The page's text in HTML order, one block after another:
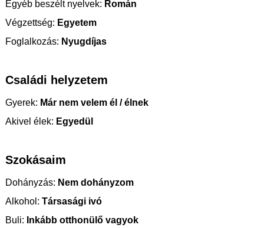
Egyéb beszélt nyelvek: Román
Végzettség: Egyetem
Foglalkozás: Nyugdíjas
Családi helyzetem
Gyerek: Már nem velem él / élnek
Akivel élek: Egyedül
Szokásaim
Dohányzás: Nem dohányzom
Alkohol: Társasági ivó
Buli: Inkább otthonülő vagyok